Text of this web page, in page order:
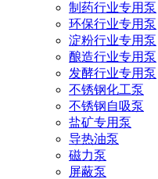
制药行业专用泵
环保行业专用泵
淀粉行业专用泵
酿造行业专用泵
发酵行业专用泵
不锈钢化工泵
不锈钢自吸泵
盐矿专用泵
导热油泵
磁力泵
屏蔽泵